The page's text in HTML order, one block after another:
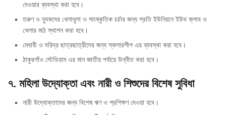
দেওয়ার ব্যবস্থা করা হবে।
তরুণ ও যুবকদের খেলাধুলা ও সাংষ্কৃতিক চর্চার জন্য প্রতি ইউনিয়নে ইউথ ক্লাব ও
খেলার মাঠ স্থাপন করা হবে।
মেধাবী ও দরিদ্র ছাত্রছাত্রীদের জন্য স্কলারশীপ এর ব্যবস্থা করা হবে।
ঠাকুরগাঁও স্টেডিয়াম এর মান জাতীয় পর্যায়ে উন্নীত করা হবে।
৭. মহিলা উদ্যোক্তা এবং নারী ও শিশুদের বিশেষ সুবিধা
নারী উদ্যোক্তাদের জন্য বিশেষ ঋণ ও প্রশিক্ষণ দেওয়া হবে।